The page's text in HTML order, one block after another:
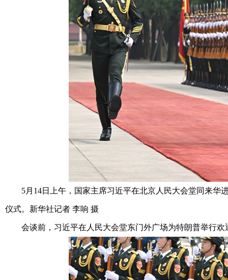
5月14日上午，国家主席习近平在北京人民大会堂同来华
仪式。新华社记者 李响 摄
会谈前，习近平在人民大会堂东门外广场为特朗普举行欢